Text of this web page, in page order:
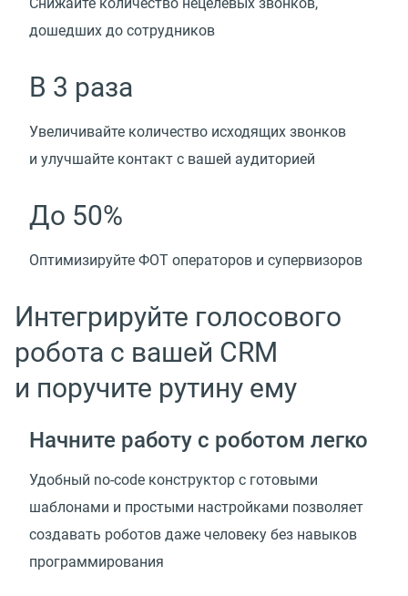
Снижайте количество нецелевых звонков,
дошедших до сотрудников
В 3 раза
Увеличивайте количество исходящих звонков
и улучшайте контакт с вашей аудиторией
До 50%
Оптимизируйте ФОТ операторов и супервизоров
Интегрируйте голосового
робота с вашей CRM
и поручите рутину ему
Начните работу с роботом легко
Удобный no-code конструктор с готовыми
шаблонами и простыми настройками позволяет
создавать роботов даже человеку без навыков
программирования